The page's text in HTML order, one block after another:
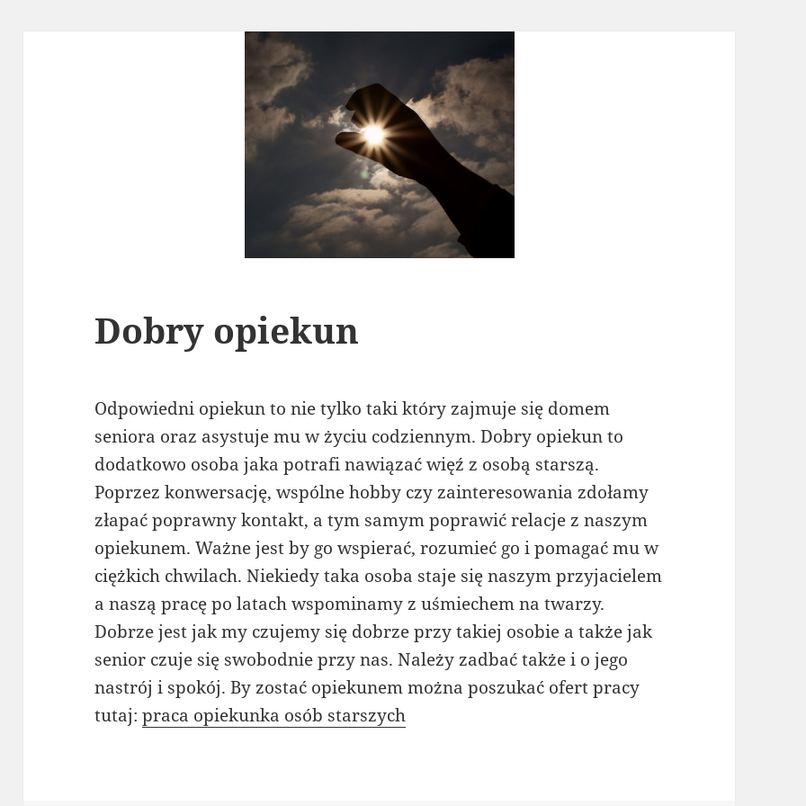
Dobry opiekun
Odpowiedni opiekun to nie tylko taki który zajmuje się domem
seniora oraz asystuje mu w życiu codziennym. Dobry opiekun to
dodatkowo osoba jaka potrafi nawiązać więź z osobą starszą.
Poprzez konwersację, wspólne hobby czy zainteresowania zdołamy
złapać poprawny kontakt, a tym samym poprawić relacje z naszym
opiekunem. Ważne jest by go wspierać, rozumieć go i pomagać mu w
ciężkich chwilach. Niekiedy taka osoba staje się naszym przyjacielem
a naszą pracę po latach wspominamy z uśmiechem na twarzy.
Dobrze jest jak my czujemy się dobrze przy takiej osobie a także jak
senior czuje się swobodnie przy nas. Należy zadbać także i o jego
nastrój i spokój. By zostać opiekunem można poszukać ofert pracy
tutaj:praca opiekunka osób starszych